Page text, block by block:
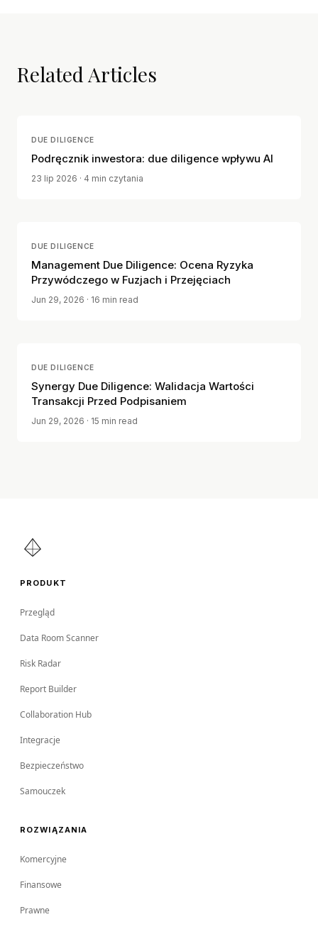
Related Articles
DUE DILIGENCE
Podręcznik inwestora: due diligence wpływu AI
23 lip 2026 · 4 min czytania
DUE DILIGENCE
Management Due Diligence: Ocena Ryzyka
Przywódczego w Fuzjach i Przejęciach
Jun 29, 2026 · 16 min read
DUE DILIGENCE
Synergy Due Diligence: Walidacja Wartości
Transakcji Przed Podpisaniem
Jun 29, 2026 · 15 min read
PRODUKT
Przegląd
Data Room Scanner
Risk Radar
Report Builder
Collaboration Hub
Integracje
Bezpieczeństwo
Samouczek
ROZWIĄZANIA
Komercyjne
Finansowe
Prawne